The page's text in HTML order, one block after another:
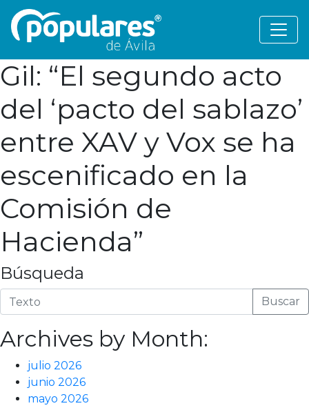
Gil: “El segundo acto
del ‘pacto del sablazo’
entre XAV y Vox se ha
escenificado en la
Comisión de
Hacienda”
Búsqueda
Buscar
Archives by Month:
julio 2026
junio 2026
mayo 2026